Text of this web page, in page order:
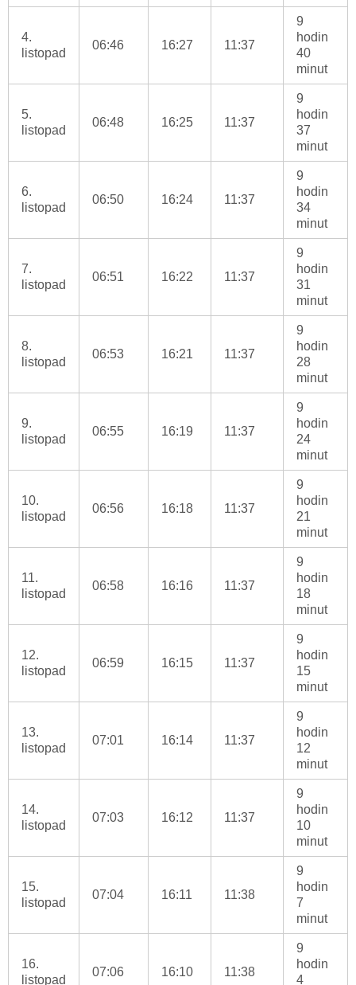
4.
listopad
06:46 16:27 11:37
9
hodin
40
minut
5.
listopad
06:48 16:25 11:37
9
hodin
37
minut
6.
listopad
06:50 16:24 11:37
9
hodin
34
minut
7.
listopad
06:51 16:22 11:37
9
hodin
31
minut
8.
listopad
06:53 16:21 11:37
9
hodin
28
minut
9.
listopad
06:55 16:19 11:37
9
hodin
24
minut
10.
listopad
06:56 16:18 11:37
9
hodin
21
minut
11.
listopad
06:58 16:16 11:37
9
hodin
18
minut
12.
listopad
06:59 16:15 11:37
9
hodin
15
minut
13.
listopad
07:01 16:14 11:37
9
hodin
12
minut
14.
listopad
07:03 16:12 11:37
9
hodin
10
minut
15.
listopad
07:04 16:11 11:38
9
hodin
7
minut
16.
listopad
07:06 16:10 11:38
9
hodin
4